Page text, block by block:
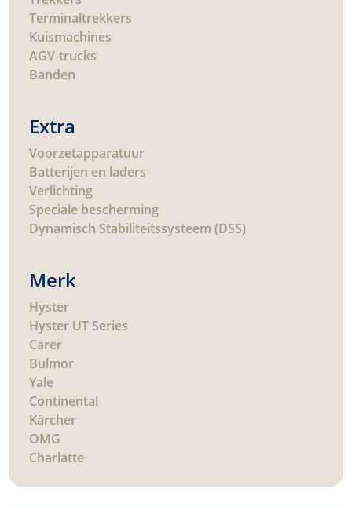
Terminaltrekkers
Kuismachines
AGV-trucks
Banden
Extra
Voorzetapparatuur
Batterijen en laders
Verlichting
Speciale bescherming
Dynamisch Stabiliteitssysteem (DSS)
Merk
Hyster
Hyster UT Series
Carer
Bulmor
Yale
Continental
Kärcher
OMG
Charlatte